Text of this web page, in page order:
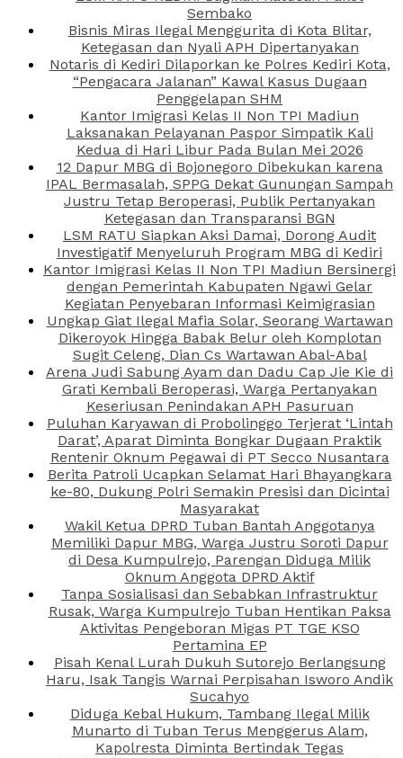
Sembako
Bisnis Miras Ilegal Menggurita di Kota Blitar,
Ketegasan dan Nyali APH Dipertanyakan
Notaris di Kediri Dilaporkan ke Polres Kediri Kota,
“Pengacara Jalanan” Kawal Kasus Dugaan
Penggelapan SHM
Kantor Imigrasi Kelas II Non TPI Madiun
Laksanakan Pelayanan Paspor Simpatik Kali
Kedua di Hari Libur Pada Bulan Mei 2026
12 Dapur MBG di Bojonegoro Dibekukan karena
IPAL Bermasalah, SPPG Dekat Gunungan Sampah
Justru Tetap Beroperasi, Publik Pertanyakan
Ketegasan dan Transparansi BGN
LSM RATU Siapkan Aksi Damai, Dorong Audit
Investigatif Menyeluruh Program MBG di Kediri
Kantor Imigrasi Kelas II Non TPI Madiun Bersinergi
dengan Pemerintah Kabupaten Ngawi Gelar
Kegiatan Penyebaran Informasi Keimigrasian
Ungkap Giat Ilegal Mafia Solar, Seorang Wartawan
Dikeroyok Hingga Babak Belur oleh Komplotan
Sugit Celeng, Dian Cs Wartawan Abal-Abal
Arena Judi Sabung Ayam dan Dadu Cap Jie Kie di
Grati Kembali Beroperasi, Warga Pertanyakan
Keseriusan Penindakan APH Pasuruan
Puluhan Karyawan di Probolinggo Terjerat ‘Lintah
Darat’, Aparat Diminta Bongkar Dugaan Praktik
Rentenir Oknum Pegawai di PT Secco Nusantara
Berita Patroli Ucapkan Selamat Hari Bhayangkara
ke-80, Dukung Polri Semakin Presisi dan Dicintai
Masyarakat
Wakil Ketua DPRD Tuban Bantah Anggotanya
Memiliki Dapur MBG, Warga Justru Soroti Dapur
di Desa Kumpulrejo, Parengan Diduga Milik
Oknum Anggota DPRD Aktif
Tanpa Sosialisasi dan Sebabkan Infrastruktur
Rusak, Warga Kumpulrejo Tuban Hentikan Paksa
Aktivitas Pengeboran Migas PT TGE KSO
Pertamina EP
Pisah Kenal Lurah Dukuh Sutorejo Berlangsung
Haru, Isak Tangis Warnai Perpisahan Isworo Andik
Sucahyo
Diduga Kebal Hukum, Tambang Ilegal Milik
Munarto di Tuban Terus Menggerus Alam,
Kapolresta Diminta Bertindak Tegas